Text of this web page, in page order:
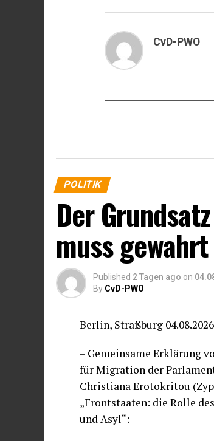
CvD-PWO
POLITIK
Der
muss
Published 2 Tagen ago on
By CvD-PWO
Berlin, Straßburg 04.08.2026
– Gemeinsame Erklärung
für Migration der
Christiana Erotokritou
„Frontstaaten: die Rolle
und Asyl“: